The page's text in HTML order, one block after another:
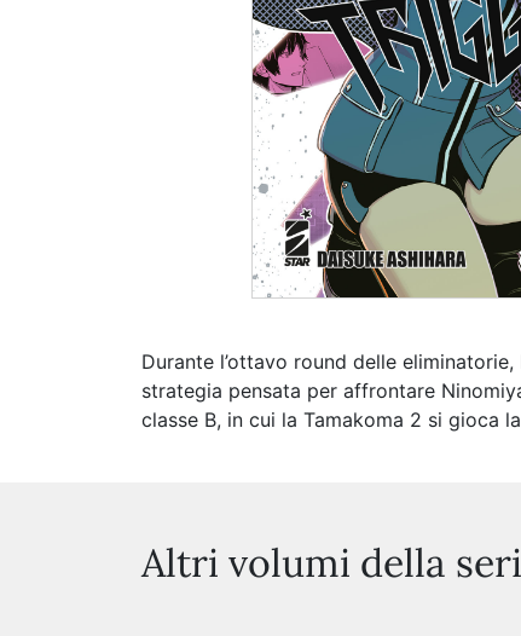
Durante l’ottavo round delle
strategia pensata per affrontare
classe B, in cui la Tamakoma 2 si gioca
Altri volumi della